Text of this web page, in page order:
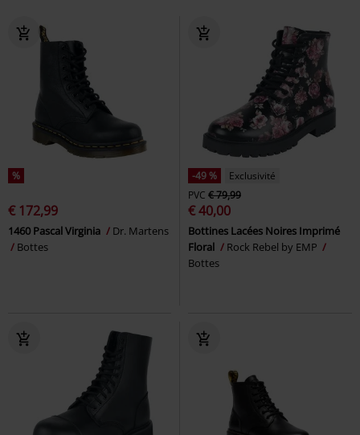
%
€ 172,99
1460 Pascal Virginia
Dr. Martens
Bottes
-49 %
Exclusivité
PVC € 79,99
€ 40,00
Bottines Lacées Noires Imprimé
Floral
Rock Rebel by EMP
Bottes